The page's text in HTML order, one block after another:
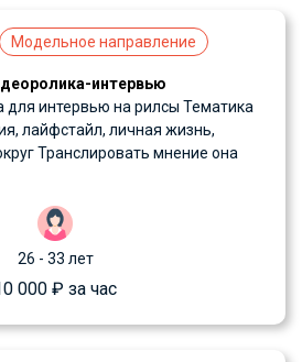
Модельное направление
интервью
для интервью на рилсы Тематика
лайфстайл, личная жизнь,
Транслировать мнение она
26 - 33 лет
000 ₽ за час